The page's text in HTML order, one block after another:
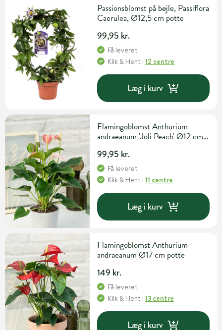
Passionsblomst på bøjle, Passiflora
Caerulea, Ø12,5 cm potte
99,95 kr.
Få leveret
Klik & Hent i12 centre
Læg i kurv
Flamingoblomst Anthurium
andraeanum 'Joli Peach' Ø12 cm
99,95 kr.
Få leveret
Klik & Hent i11 centre
Læg i kurv
Flamingoblomst Anthurium
andraeanum Ø17 cm potte
149 kr.
Få leveret
Klik & Hent i13 centre
Læg i kurv